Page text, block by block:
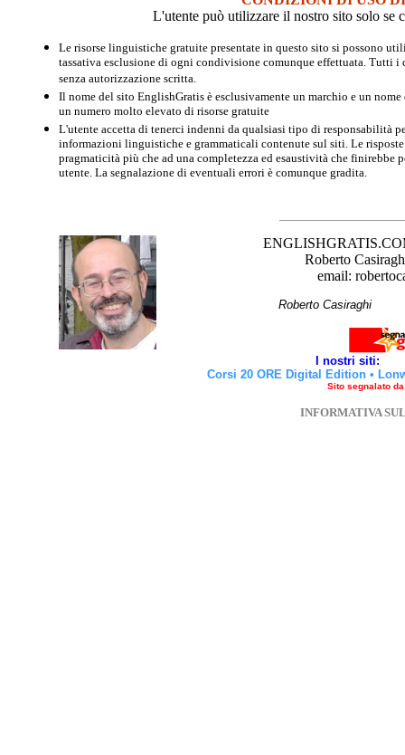
L'utente può utilizzare il nostro sito solo se
Le risorse linguistiche gratuite presentate in questo sito si possono
tassativa esclusione di ogni condivisione comunque effettuata. Tutti
senza autorizzazione scritta.
Il nome del sito EnglishGratis è esclusivamente un marchio e un
un numero molto elevato di risorse gratuite
L'utente accetta di tenerci indenni da qualsiasi tipo di responsabilità
informazioni linguistiche e grammaticali contenute sul siti. Le
pragmaticità più che ad una completezza ed esaustività che finirebbe
utente. La segnalazione di eventuali errori è comunque gradita.
Roberto
email:
Roberto
I nostri siti:
Corsi 20 ORE Digital Edition •
Sito segnalato
INFORMATIVA